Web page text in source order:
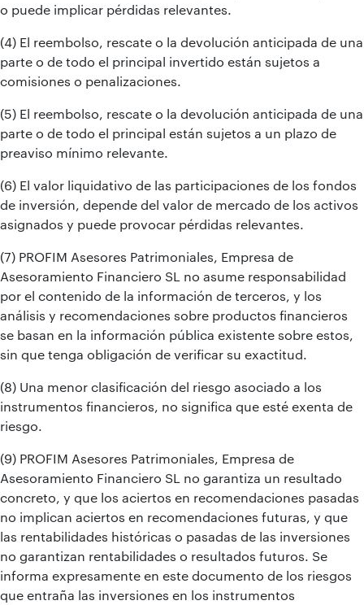
o puede implicar pérdidas relevantes.
(4) El reembolso, rescate o la devolución anticipada de una
parte o de todo el principal invertido están sujetos a
comisiones o penalizaciones.
(5) El reembolso, rescate o la devolución anticipada de una
parte o de todo el principal están sujetos a un plazo de
preaviso mínimo relevante.
(6) El valor liquidativo de las participaciones de los fondos
de inversión, depende del valor de mercado de los activos
asignados y puede provocar pérdidas relevantes.
(7) PROFIM Asesores Patrimoniales, Empresa de
Asesoramiento Financiero SL no asume responsabilidad
por el contenido de la información de terceros, y los
análisis y recomendaciones sobre productos financieros
se basan en la información pública existente sobre estos,
sin que tenga obligación de verificar su exactitud.
(8) Una menor clasificación del riesgo asociado a los
instrumentos financieros, no significa que esté exenta de
riesgo.
(9) PROFIM Asesores Patrimoniales, Empresa de
Asesoramiento Financiero SL no garantiza un resultado
concreto, y que los aciertos en recomendaciones pasadas
no implican aciertos en recomendaciones futuras, y que
las rentabilidades históricas o pasadas de las inversiones
no garantizan rentabilidades o resultados futuros. Se
informa expresamente en este documento de los riesgos
que entraña las inversiones en los instrumentos